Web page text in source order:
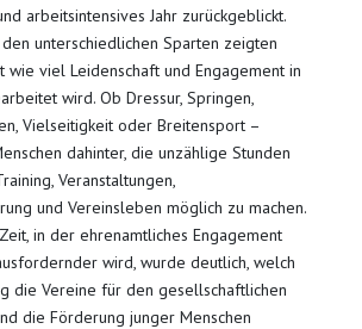
arbeitsintensives Jahr zurückgeblickt.
unterschiedlichen Sparten zeigten
wie viel Leidenschaft und Engagement in
wird. Ob Dressur, Springen,
Vielseitigkeit oder Breitensport –
dahinter, die unzählige Stunden
Veranstaltungen,
und Vereinsleben möglich zu machen.
in der ehrenamtliches Engagement
wird, wurde deutlich, welch
die Vereine für den gesellschaftlichen
die Förderung junger Menschen